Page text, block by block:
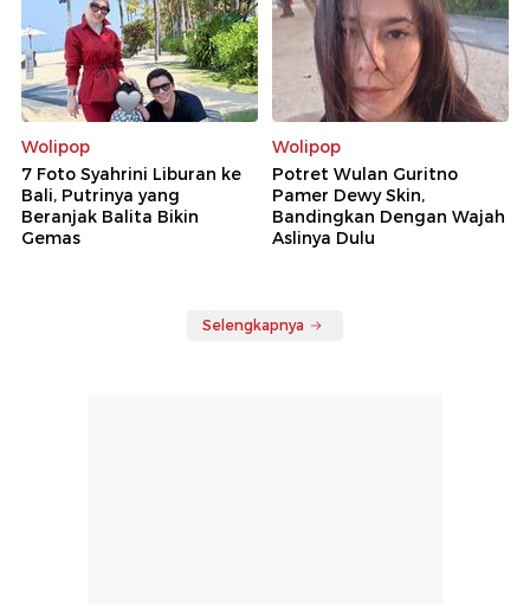
Wolipop
7 Foto Syahrini Liburan ke
Bali, Putrinya yang
Beranjak Balita Bikin
Gemas
Wolipop
Potret Wulan Guritno
Pamer Dewy Skin,
Bandingkan Dengan Wajah
Aslinya Dulu
Selengkapnya